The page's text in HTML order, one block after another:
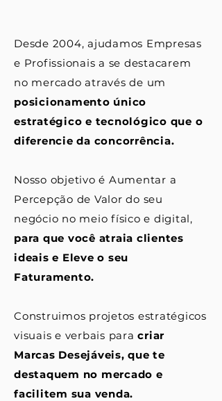
Desde 2004, ajudamos Empresas
e Profissionais a se destacarem
no mercado através de um
posicionamento único
estratégico e tecnológico que o
diferencie da concorrência.
Nosso objetivo é Aumentar a
Percepção de Valor do seu
negócio no meio físico e digital,
para que você atraia clientes
ideais e Eleve o seu
Faturamento.
Construimos projetos estratégicos
visuais e verbais paracriar
Marcas Desejáveis, que te
destaquem no mercado e
facilitem sua venda.